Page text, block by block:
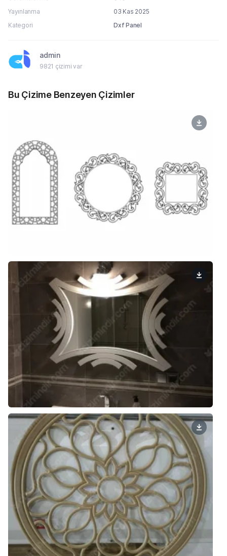
Yayınlanma
03 Kas 2025
Kategori
Dxf Panel
admin
9821 çizimi var
Bu Çizime Benzeyen Çizimler